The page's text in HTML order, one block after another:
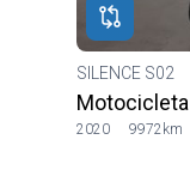
SILENCE S02
Motocicleta
2020 9972km